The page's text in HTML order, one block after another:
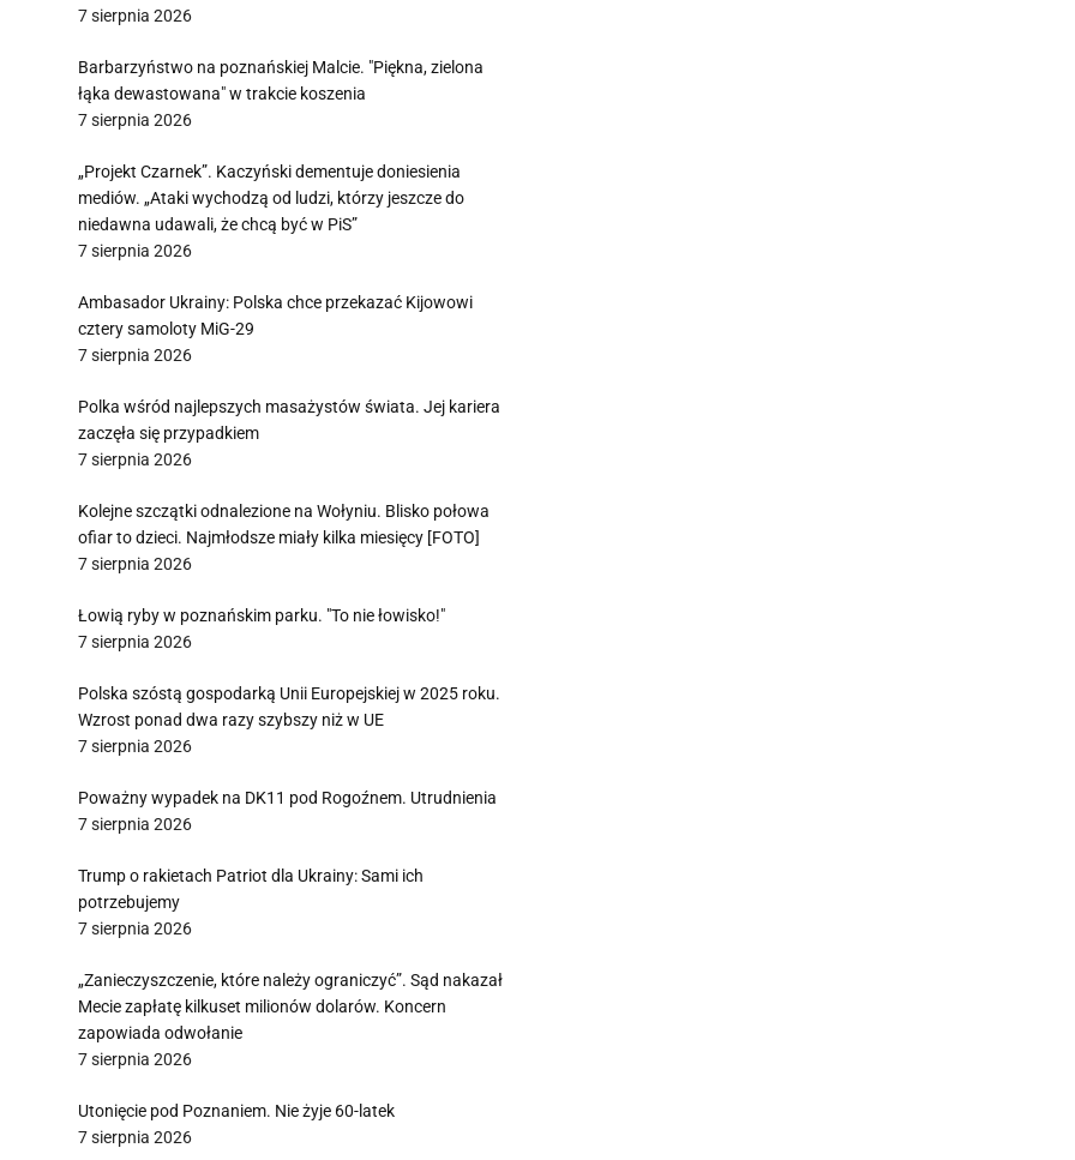
7 sierpnia 2026
Barbarzyństwo na poznańskiej Malcie. "Piękna, zielona
łąka dewastowana" w trakcie koszenia
7 sierpnia 2026
„Projekt Czarnek”. Kaczyński dementuje doniesienia
mediów. „Ataki wychodzą od ludzi, którzy jeszcze do
niedawna udawali, że chcą być w PiS”
7 sierpnia 2026
Ambasador Ukrainy: Polska chce przekazać Kijowowi
cztery samoloty MiG-29
7 sierpnia 2026
Polka wśród najlepszych masażystów świata. Jej kariera
zaczęła się przypadkiem
7 sierpnia 2026
Kolejne szczątki odnalezione na Wołyniu. Blisko połowa
ofiar to dzieci. Najmłodsze miały kilka miesięcy [FOTO]
7 sierpnia 2026
Łowią ryby w poznańskim parku. "To nie łowisko!"
7 sierpnia 2026
Polska szóstą gospodarką Unii Europejskiej w 2025 roku.
Wzrost ponad dwa razy szybszy niż w UE
7 sierpnia 2026
Poważny wypadek na DK11 pod Rogoźnem. Utrudnienia
7 sierpnia 2026
Trump o rakietach Patriot dla Ukrainy: Sami ich
potrzebujemy
7 sierpnia 2026
„Zanieczyszczenie, które należy ograniczyć”. Sąd nakazał
Mecie zapłatę kilkuset milionów dolarów. Koncern
zapowiada odwołanie
7 sierpnia 2026
Utonięcie pod Poznaniem. Nie żyje 60-latek
7 sierpnia 2026